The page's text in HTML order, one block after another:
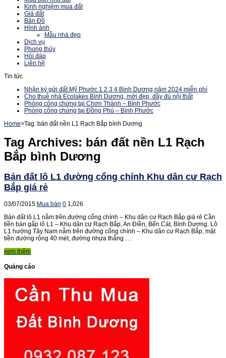
Kinh nghiệm mua đất
Giá đất
Bản Đồ
Hình ảnh
Mẫu nhà đẹp
Dịch vụ
Phong thủy
Hỏi đáp
Liên hệ
Tin tức
Nhận ký gửi đất Mỹ Phước 1 2 3 4 Bình Dương năm 2024 miễn phí
Cho thuê nhà Ecolakes Bình Dương, mới đẹp, đầy đủ nội thất
Phòng công chứng tại Chơn Thành – Bình Phước
Phòng công chứng tại Đồng Phú – Bình Phước
Home>Tag: bán đất nền L1 Rạch Bắp bình Dương
Tag Archives: bán đất nền L1 Rạch
Bắp bình Dương
Bán đất lô L1 đường cổng chính Khu dân cư Rạch
Bắp giá rẻ
03/07/2015 Mua bán 0 1,026
Bán đất lô L1 nằm trên đường cổng chính – Khu dân cư Rạch Bắp giá rẻ Cần
tiền bán gấp lô L1 – Khu dân cư Rạch Bắp, An Điền, Bến Cát, Bình Dương. Lô
L1 hướng Tây Nam nằm trên đường cổng chính – Khu dân cư Rạch Bắp, mặt
tiền đường rộng 40 mét, đường nhựa thẳng …
xem thêm
Quảng cáo